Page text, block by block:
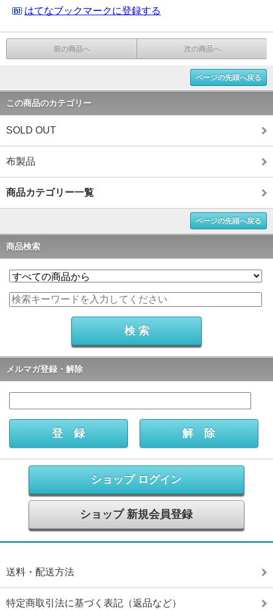
はてなブックマークに登録する
前の商品へ 次の商品へ
ページの先頭へ戻る
この商品のカテゴリー
SOLD OUT
布製品
商品カテゴリー一覧
ページの先頭へ戻る
商品検索
メルマガ登録・解除
ショップ ログイン
ショップ 新規会員登録
送料・配送方法
特定商取引法に基づく表記（返品など）